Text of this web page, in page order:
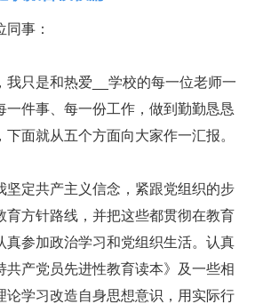
事：
我只是和热爱__学校的每一位老师一
一件事、每一份工作，做到勤勤恳恳
面就从五个方面向大家作一汇报。
坚定共产主义信念，紧跟党组织的步
育方针路线，并把这些都贯彻在教育
真参加政治学习和党组织生活。认真
共产党员先进性教育读本》及一些相
论学习改造自身思想意识，用实际行